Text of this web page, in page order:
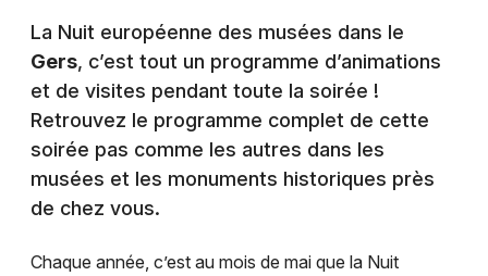
La Nuit européenne des musées dans le
Gers, c’est tout un programme d’animations
et de visites pendant toute la soirée !
Retrouvez le programme complet de cette
soirée pas comme les autres dans les
musées et les monuments historiques près
de chez vous.
Chaque année, c’est au mois de mai que la Nuit